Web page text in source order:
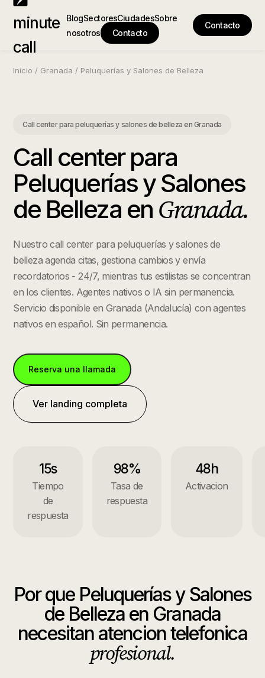
minute
call
BlogSectoresCiudadesSobre
nosotros
Contacto
Contacto
Inicio / Granada / Peluquerías y Salones de Belleza
Call center para peluquerías y salones de belleza en Granada
Call center para
Peluquerías y Salones
de Belleza en Granada.
Nuestro call center para peluquerías y salones de
belleza agenda citas, gestiona cambios y envía
recordatorios - 24/7, mientras tus estilistas se concentran
en los clientes. Agentes nativos o IA sin permanencia.
Servicio disponible en Granada (Andalucía) con agentes
nativos en español. Sin permanencia.
Reserva una llamada
Ver landing completa
15s
Tiempo
de
respuesta
98%
Tasa de
respuesta
48h
Activacion
Por que Peluquerías y Salones
de Bellezaen Granada
necesitan atencion telefonica
profesional.